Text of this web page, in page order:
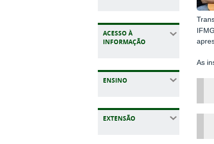
ACESSO À
INFORMAÇÃO
ENSINO
EXTENSÃO
As